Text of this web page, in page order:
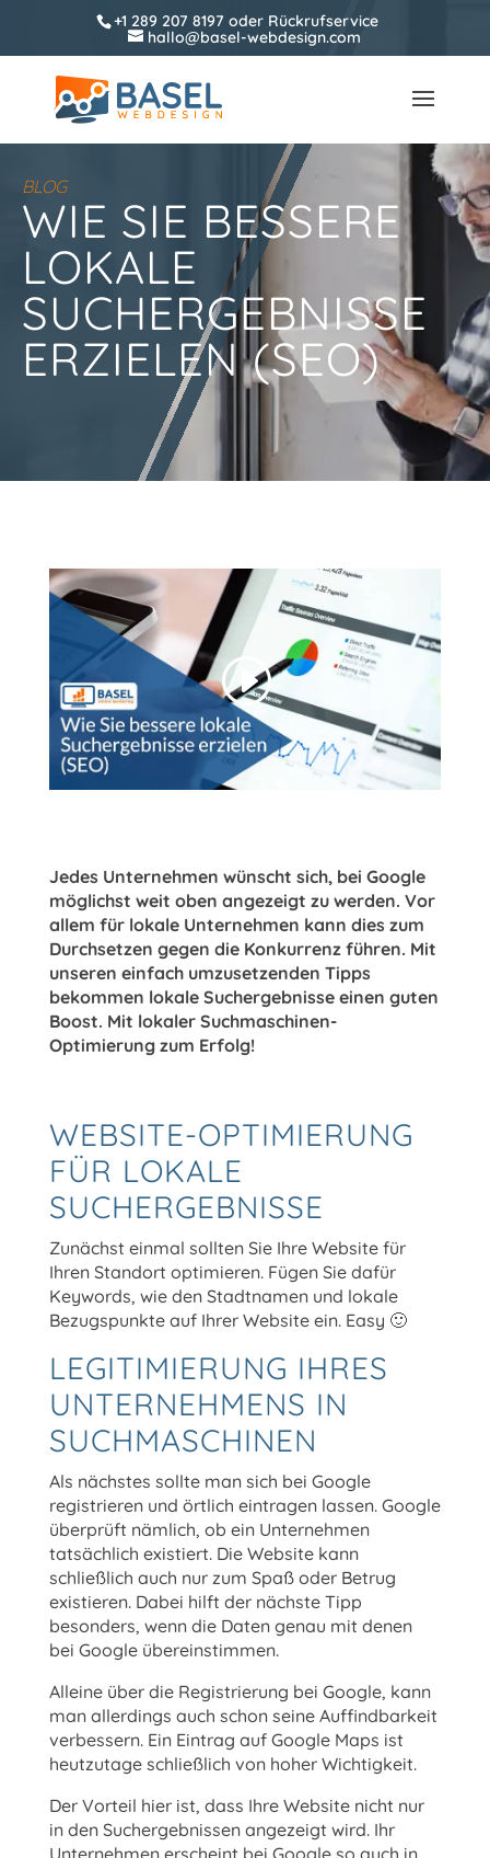
+1 289 207 8197 oder Rückrufservice
hallo@basel-webdesign.com
BLOG
WIE SIE BESSERE
LOKALE
SUCHERGEBNISSE
ERZIELEN (SEO)
Jedes Unternehmen wünscht sich, bei Google
möglichst weit oben angezeigt zu werden. Vor
allem für lokale Unternehmen kann dies zum
Durchsetzen gegen die Konkurrenz führen. Mit
unseren einfach umzusetzenden Tipps
bekommen lokale Suchergebnisse einen guten
Boost. Mit lokaler Suchmaschinen-
Optimierung zum Erfolg!
WEBSITE-OPTIMIERUNG
FÜR LOKALE
SUCHERGEBNISSE
Zunächst einmal sollten Sie Ihre Website für
Ihren Standort optimieren. Fügen Sie dafür
Keywords, wie den Stadtnamen und lokale
Bezugspunkte auf Ihrer Website ein. Easy 🙂
LEGITIMIERUNG IHRES
UNTERNEHMENS IN
SUCHMASCHINEN
Als nächstes sollte man sich bei Google
registrieren und örtlich eintragen lassen. Google
überprüft nämlich, ob ein Unternehmen
tatsächlich existiert. Die Website kann
schließlich auch nur zum Spaß oder Betrug
existieren. Dabei hilft der nächste Tipp
besonders, wenn die Daten genau mit denen
bei Google übereinstimmen.
Alleine über die Registrierung bei Google, kann
man allerdings auch schon seine Auffindbarkeit
verbessern. Ein Eintrag auf Google Maps ist
heutzutage schließlich von hoher Wichtigkeit.
Der Vorteil hier ist, dass Ihre Website nicht nur
in den Suchergebnissen angezeigt wird. Ihr
Unternehmen erscheint bei Google so auch in